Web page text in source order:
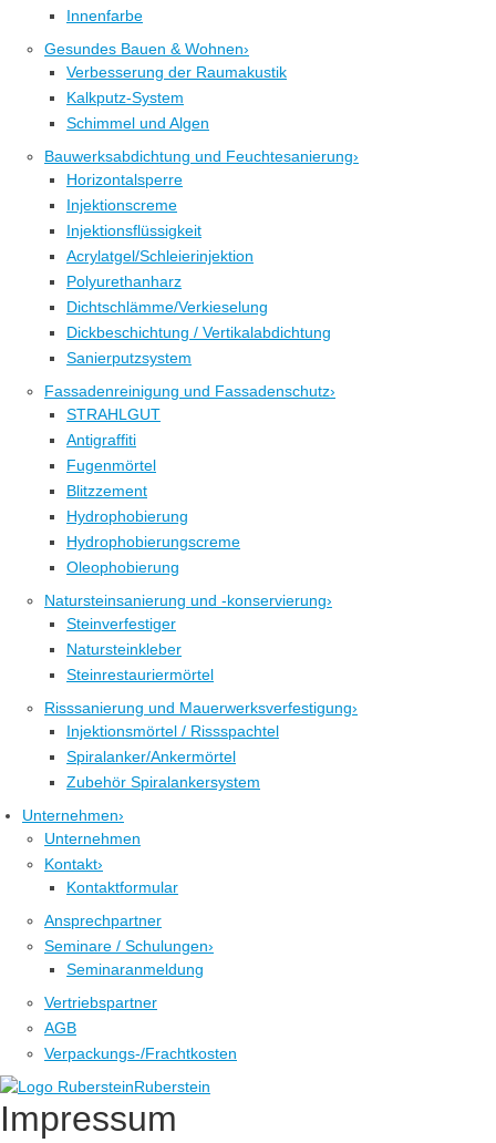
Innenfarbe
Gesundes Bauen & Wohnen›
Verbesserung der Raumakustik
Kalkputz-System
Schimmel und Algen
Bauwerksabdichtung und Feuchtesanierung›
Horizontalsperre
Injektionscreme
Injektionsflüssigkeit
Acrylatgel/Schleierinjektion
Polyurethanharz
Dichtschlämme/Verkieselung
Dickbeschichtung / Vertikalabdichtung
Sanierputzsystem
Fassadenreinigung und Fassadenschutz›
STRAHLGUT
Antigraffiti
Fugenmörtel
Blitzzement
Hydrophobierung
Hydrophobierungscreme
Oleophobierung
Natursteinsanierung und -konservierung›
Steinverfestiger
Natursteinkleber
Steinrestauriermörtel
Risssanierung und Mauerwerksverfestigung›
Injektionsmörtel / Rissspachtel
Spiralanker/Ankermörtel
Zubehör Spiralankersystem
Unternehmen›
Unternehmen
Kontakt›
Kontaktformular
Ansprechpartner
Seminare / Schulungen›
Seminaranmeldung
Vertriebspartner
AGB
Verpackungs-/Frachtkosten
Ruberstein
Impressum